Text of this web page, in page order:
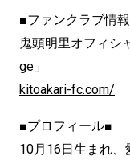
■ファンクラブ情報
鬼頭明里オフィシ
ge」
kitoakari-fc.com/
■プロフィール■
10月16日生まれ、